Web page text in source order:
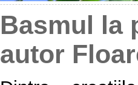
Basmul la
autor